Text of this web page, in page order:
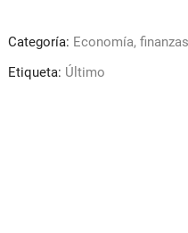
investment
analysis
Categoría: Economía,
Etiqueta: Último